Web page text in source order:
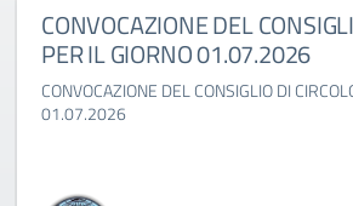
CONVOCAZIONE DEL
PER IL GIORNO 01.07.2026
CONVOCAZIONE DEL CONSIGLIO DI
01.07.2026